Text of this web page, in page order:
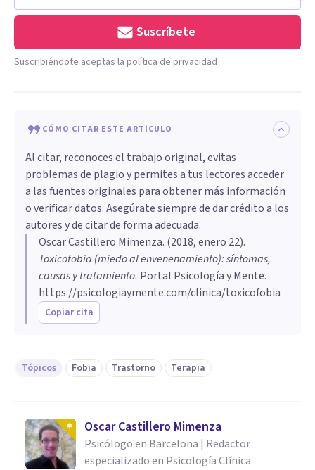
Suscríbete
Suscribiéndote aceptas la política de privacidad
CÓMO CITAR ESTE ARTÍCULO
Al citar, reconoces el trabajo original, evitas
problemas de plagio y permites a tus lectores acceder
a las fuentes originales para obtener más información
o verificar datos. Asegúrate siempre de dar crédito a los
autores y de citar de forma adecuada.
Oscar Castillero Mimenza. (2018, enero 22).
Toxicofobia (miedo al envenenamiento): síntomas,
causas y tratamiento. Portal Psicología y Mente.
https://psicologiaymente.com/clinica/toxicofobia
Copiar cita
Tópicos Fobia Trastorno Terapia
Oscar Castillero Mimenza
Psicólogo en Barcelona | Redactor
especializado en Psicología Clínica